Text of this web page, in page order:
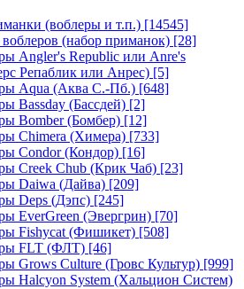
(воблеры и т.п.) [14545]
(набор приманок) [28]
Angler's Republic или Anre's
Репаблик или Анрес) [5]
Aqua (Аква С.-Пб.) [648]
Bassday (Бассдей) [2]
Bomber (Бомбер) [12]
Chimera (Химера) [733]
Condor (Кондор) [16]
Creek Chub (Крик Чаб) [23]
Daiwa (Дайва) [209]
Deps (Дэпс) [245]
EverGreen (Эвергрин) [70]
Fishycat (Фишикет) [508]
FLT (ФЛТ) [46]
Grows Culture (Гровс Культур) [999]
Halcyon System (Хальцион Систем)